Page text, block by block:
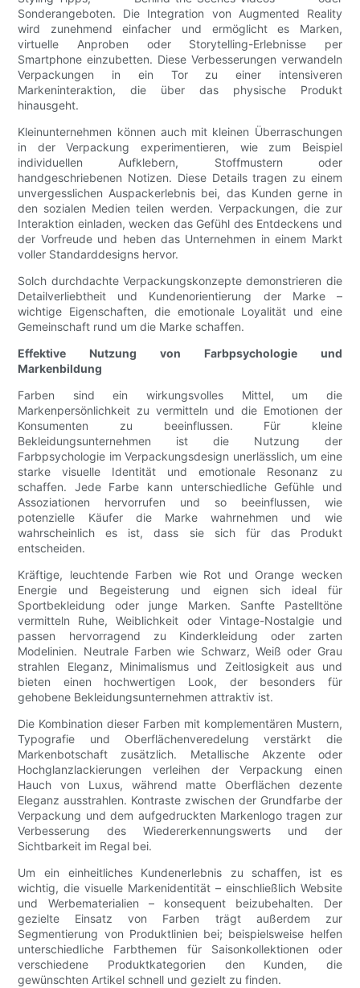
Sonderangeboten. Die Integration von Augmented Reality
wird zunehmend einfacher und ermöglicht es Marken,
virtuelle Anproben oder Storytelling-Erlebnisse per
Smartphone einzubetten. Diese Verbesserungen verwandeln
Verpackungen in ein Tor zu einer intensiveren
Markeninteraktion, die über das physische Produkt
hinausgeht.
Kleinunternehmen können auch mit kleinen Überraschungen
in der Verpackung experimentieren, wie zum Beispiel
individuellen Aufklebern, Stoffmustern oder
handgeschriebenen Notizen. Diese Details tragen zu einem
unvergesslichen Auspackerlebnis bei, das Kunden gerne in
den sozialen Medien teilen werden. Verpackungen, die zur
Interaktion einladen, wecken das Gefühl des Entdeckens und
der Vorfreude und heben das Unternehmen in einem Markt
voller Standarddesigns hervor.
Solch durchdachte Verpackungskonzepte demonstrieren die
Detailverliebtheit und Kundenorientierung der Marke –
wichtige Eigenschaften, die emotionale Loyalität und eine
Gemeinschaft rund um die Marke schaffen.
Effektive Nutzung von Farbpsychologie und
Markenbildung
Farben sind ein wirkungsvolles Mittel, um die
Markenpersönlichkeit zu vermitteln und die Emotionen der
Konsumenten zu beeinflussen. Für kleine
Bekleidungsunternehmen ist die Nutzung der
Farbpsychologie im Verpackungsdesign unerlässlich, um eine
starke visuelle Identität und emotionale Resonanz zu
schaffen. Jede Farbe kann unterschiedliche Gefühle und
Assoziationen hervorrufen und so beeinflussen, wie
potenzielle Käufer die Marke wahrnehmen und wie
wahrscheinlich es ist, dass sie sich für das Produkt
entscheiden.
Kräftige, leuchtende Farben wie Rot und Orange wecken
Energie und Begeisterung und eignen sich ideal für
Sportbekleidung oder junge Marken. Sanfte Pastelltöne
vermitteln Ruhe, Weiblichkeit oder Vintage-Nostalgie und
passen hervorragend zu Kinderkleidung oder zarten
Modelinien. Neutrale Farben wie Schwarz, Weiß oder Grau
strahlen Eleganz, Minimalismus und Zeitlosigkeit aus und
bieten einen hochwertigen Look, der besonders für
gehobene Bekleidungsunternehmen attraktiv ist.
Die Kombination dieser Farben mit komplementären Mustern,
Typografie und Oberflächenveredelung verstärkt die
Markenbotschaft zusätzlich. Metallische Akzente oder
Hochglanzlackierungen verleihen der Verpackung einen
Hauch von Luxus, während matte Oberflächen dezente
Eleganz ausstrahlen. Kontraste zwischen der Grundfarbe der
Verpackung und dem aufgedruckten Markenlogo tragen zur
Verbesserung des Wiedererkennungswerts und der
Sichtbarkeit im Regal bei.
Um ein einheitliches Kundenerlebnis zu schaffen, ist es
wichtig, die visuelle Markenidentität – einschließlich Website
und Werbematerialien – konsequent beizubehalten. Der
gezielte Einsatz von Farben trägt außerdem zur
Segmentierung von Produktlinien bei; beispielsweise helfen
unterschiedliche Farbthemen für Saisonkollektionen oder
verschiedene Produktkategorien den Kunden, die
gewünschten Artikel schnell und gezielt zu finden.